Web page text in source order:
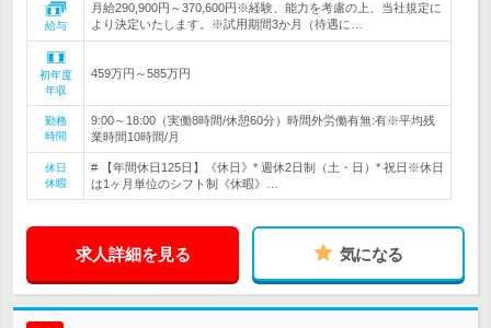
給与
月給290,900円～370,600円※経験、能力を考慮の上、当社規定に
より決定いたします。※試用期間3か月（待遇に…
初年度
年収
459万円～585万円
勤務
時間
9:00～18:00（実働8時間/休憩60分）時間外労働有無:有※平均残
業時間10時間/月
休日
休暇
# 【年間休日125日】《休日》* 週休2日制（土・日）* 祝日※休日
は1ヶ月単位のシフト制《休暇》…
求人詳細を見る 気になる